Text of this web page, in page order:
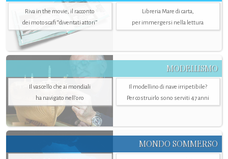
Riva in the movie, il racconto
dei motoscafi “diventati attori”
Libreria Mare di carta,
per immergersi nella lettura
MODELLISMO
Il vascello che ai mondiali
ha navigato nell’oro
Il modellino di nave irripetibile?
Per costruirlo sono serviti 47 anni
MONDO SOMMERSO